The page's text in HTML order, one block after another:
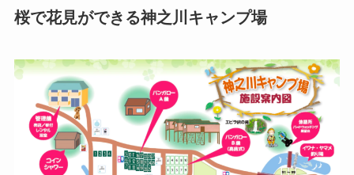
桜で花見ができる神之川キャンプ場